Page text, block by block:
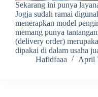
Sekarang ini punya
Jogja sudah ramai
menerapkan model
memang punya
(delivery order)
dipakai di dalam usaha
Hafidfaaa
April